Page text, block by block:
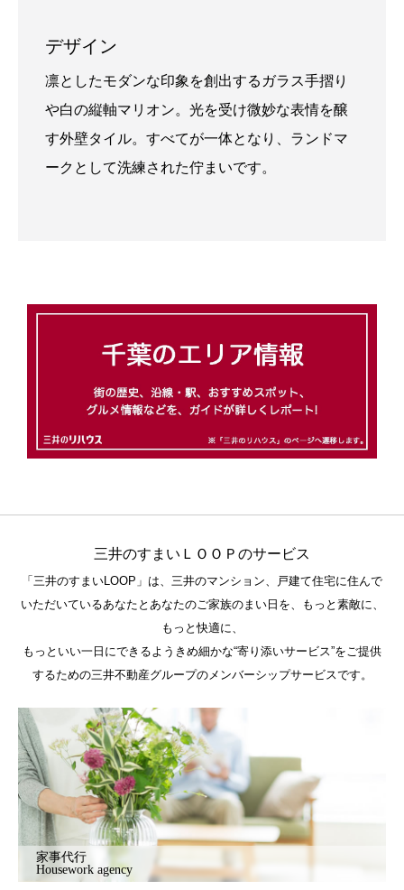
デザイン
凛としたモダンな印象を創出するガラス手摺り
や白の縦軸マリオン。光を受け微妙な表情を醸
す外壁タイル。すべてが一体となり、ランドマ
ークとして洗練された佇まいです。
三井のすまいＬＯＯＰのサービス
「三井のすまいLOOP」は、三井のマンション、戸建て住宅に住んで
いただいているあなたとあなたのご家族のまい日を、もっと素敵に、
もっと快適に、
もっといい一日にできるようきめ細かな“寄り添いサービス”をご提供
するための三井不動産グループのメンバーシップサービスです。
家事代行
Housework agency